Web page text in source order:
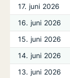
17. juni 2026
16. juni 2026
15. juni 2026
14. juni 2026
13. juni 2026